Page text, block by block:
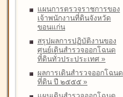
แผนการตรวจราชการของ
เจ้าพนักงานที่ดินจังหวัด
ขอนแก่น
สรุปผลการปฏิบัติงานของ
ศูนย์เดินสำรวจออกโฉนด
ที่ดินทั่วประประเทศ »
ผลการเดินสำรวจออกโฉนด
ที่ดิน ปี ๒๕๕๕ »